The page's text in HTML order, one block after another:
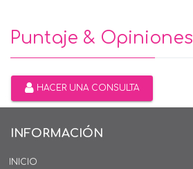
Puntaje & Opiniones
HACER UNA CONSULTA
INFORMACIÓN
INICIO